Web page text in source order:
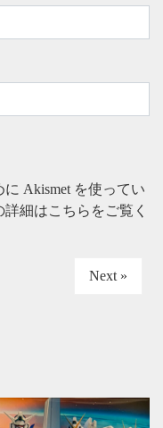
Akismet を使ってい
細はこちらをご覧く
Next »